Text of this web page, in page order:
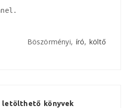
Böszörményi, író, költő
letölthető könyvek